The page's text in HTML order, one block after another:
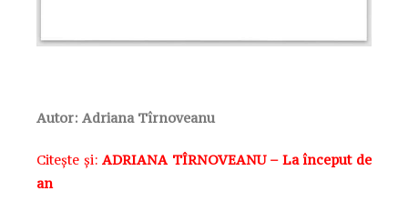
Autor: Adriana Tîrnoveanu
Citește și:ADRIANA TÎRNOVEANU – La început de
an